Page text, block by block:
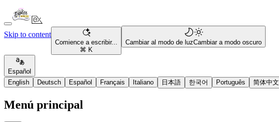
Skip to content
Comience a escribir...
⌘ K
Cambiar al modo de luzCambiar a modo oscuro
Español
English
Deutsch Español Français Italiano 日本語 한국어 Português 简体中文
Menú principal